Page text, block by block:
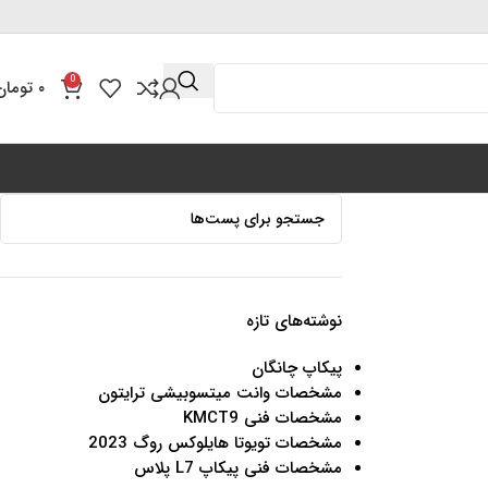
0 ۰
نوشته‌های تازه
پیکاپ چانگان
مشخصات وانت میتسوبیشی ترایتون
مشخصات فنی KMCT9
مشخصات تویوتا هایلوکس روگ 2023
مشخصات فنی پیکاپ L7 پلاس